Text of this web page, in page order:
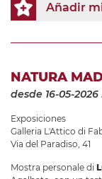
Añadir
NATURA
desde 16-05-2026
Exposiciones
Galleria L'Attico di
Via del Paradiso, 41
Mostra personale di